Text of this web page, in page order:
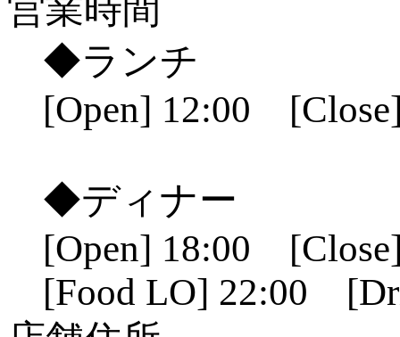
営業時間
◆ランチ
[Open] 12:00
◆ディナー
[Open] 18:00
[Food LO] 22:00